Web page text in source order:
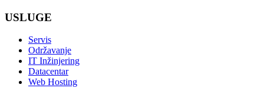
USLUGE
Servis
Održavanje
IT Inžinjering
Datacentar
Web Hosting